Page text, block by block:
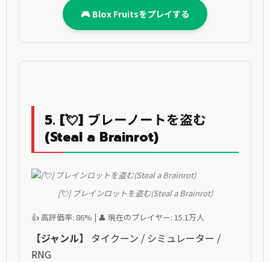
🎮 Blox Fruitsをプレイする
5. [💘] ブレーノートを盗む
(Steal a Brainrot)
[💘] ブレインロットを盗む(Steal a Brainrot)
👍 高評価率: 86% | 👤 現在のプレイヤー: 15.1万人
【ジャンル】
タイクーン / シミュレーター /
RNG